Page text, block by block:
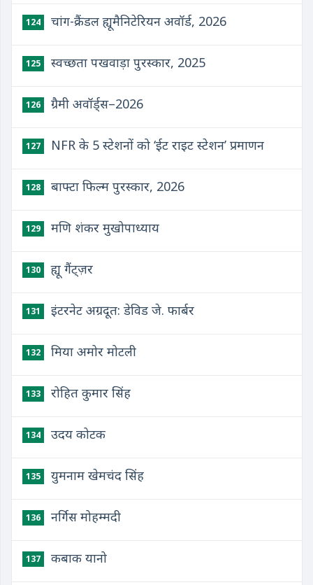
124 चांग-क्रैंडल ह्यूमैनिटेरियन अवॉर्ड, 2026
125 स्वच्छता पखवाड़ा पुरस्कार, 2025
126 ग्रैमी अवॉर्ड्स–2026
127 NFR के 5 स्टेशनों को ‘ईट राइट स्टेशन’ प्रमाणन
128 बाफ्टा फिल्म पुरस्कार, 2026
129 मणि शंकर मुखोपाध्याय
130 ह्यू गैंट्ज़र
131 इंटरनेट अग्रदूत: डेविड जे. फार्बर
132 मिया अमोर मोटली
133 रोहित कुमार सिंह
134 उदय कोटक
135 युमनाम खेमचंद सिंह
136 नर्गिस मोहम्मदी
137 कबाक यानो